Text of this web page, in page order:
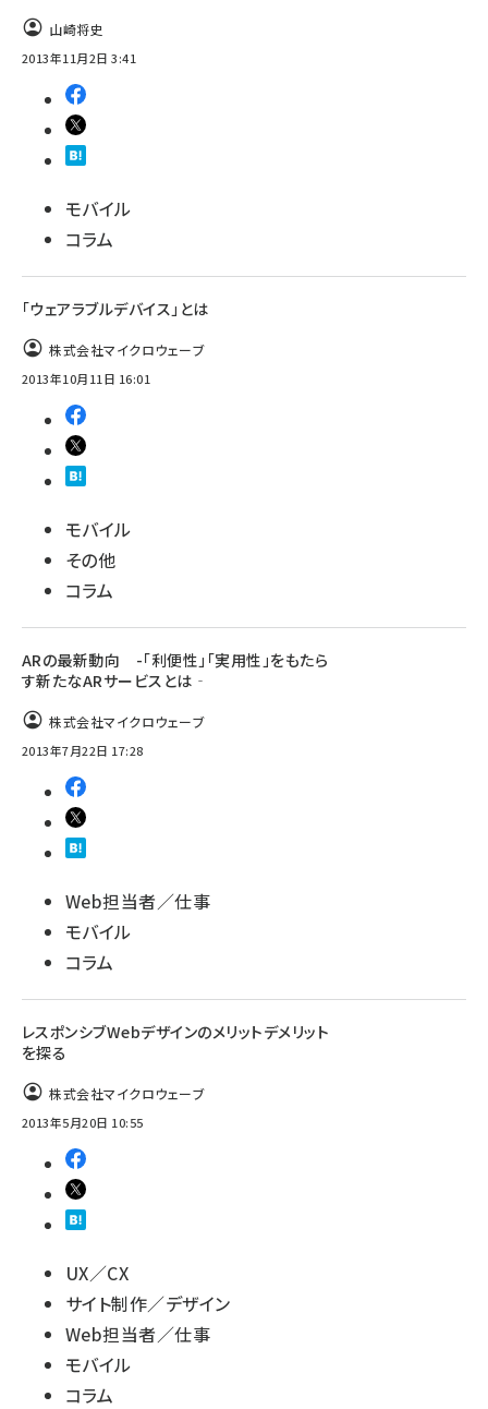
山崎将史
2013年11月2日 3:41
モバイル
コラム
「ウェアラブルデバイス」とは
株式会社マイクロウェーブ
2013年10月11日 16:01
モバイル
その他
コラム
ARの最新動向 -「利便性」「実用性」をもたら
す新たなARサービスとは‐
株式会社マイクロウェーブ
2013年7月22日 17:28
Web担当者／仕事
モバイル
コラム
レスポンシブWebデザインのメリットデメリット
を探る
株式会社マイクロウェーブ
2013年5月20日 10:55
UX／CX
サイト制作／デザイン
Web担当者／仕事
モバイル
コラム